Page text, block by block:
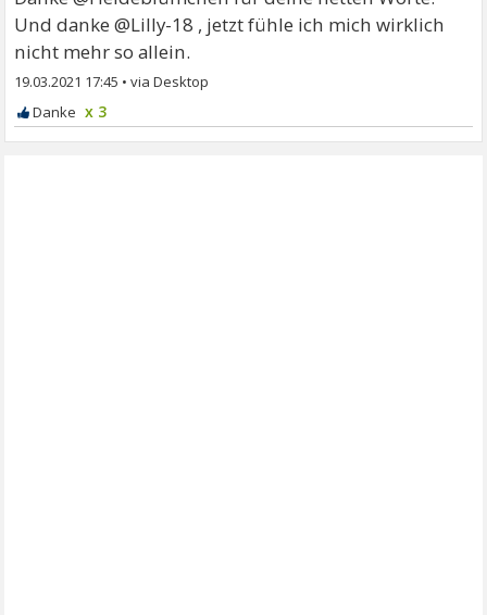
Und danke @Lilly-18 , jetzt fühle ich mich wirklich
nicht mehr so allein.
19.03.2021 17:45 •
x 3